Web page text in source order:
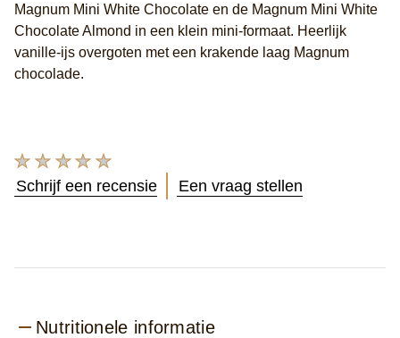
Magnum Mini White Chocolate en de Magnum Mini White
Chocolate Almond in een klein mini-formaat. Heerlijk
vanille-ijs overgoten met een krakende laag Magnum
chocolade.
Geen
ingediend
Schrijf een recensie Een vraag stellen
Nutritionele informatie